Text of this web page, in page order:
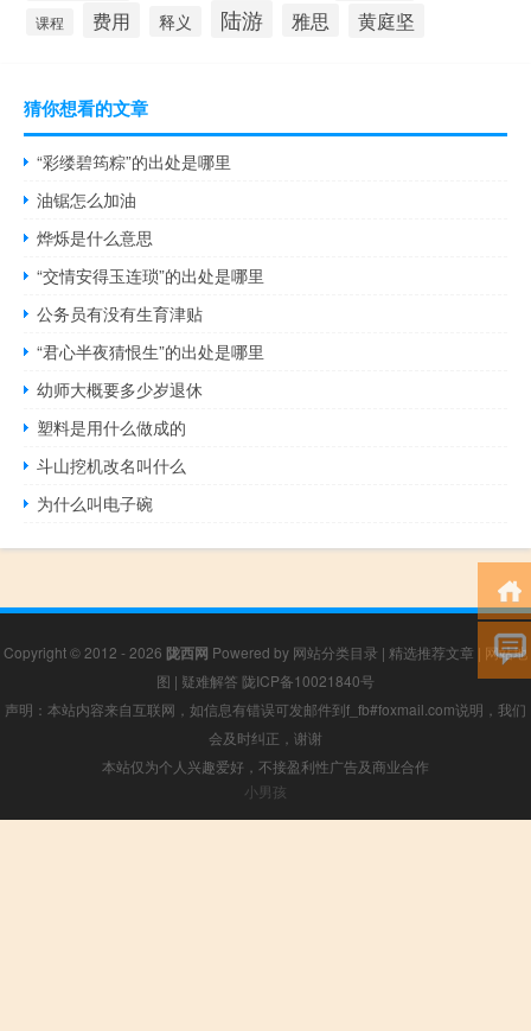
课程 费用 释义 陆游 雅思 黄庭坚
猜你想看的文章
“彩缕碧筠粽”的出处是哪里
油锯怎么加油
烨烁是什么意思
“交情安得玉连琐”的出处是哪里
公务员有没有生育津贴
“君心半夜猜恨生”的出处是哪里
幼师大概要多少岁退休
塑料是用什么做成的
斗山挖机改名叫什么
为什么叫电子碗
Copyright © 2012 - 2026 陇西网 Powered by 网站分类目录 | 精选推荐文章 | 网站地
图 | 疑难解答 陇ICP备10021840号
声明：本站内容来自互联网，如信息有错误可发邮件到f_fb#foxmail.com说明，我们
会及时纠正，谢谢
本站仅为个人兴趣爱好，不接盈利性广告及商业合作
小男孩